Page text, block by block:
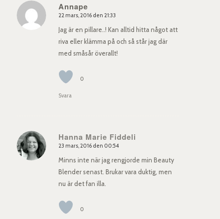
Annape
says:
22 mars, 2016 den 21:33
Jag är en pillare..! Kan alltid hitta något att
riva eller klämma på och så står jag där
med småsår överallt!
0
Svara
Hanna Marie Fiddeli
says:
23 mars, 2016 den 00:54
Minns inte när jag rengjorde min Beauty
Blender senast. Brukar vara duktig, men
nu är det fan illa.
0